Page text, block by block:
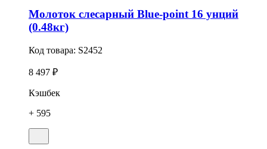
Молоток слесарный Blue-point 16 унций
(0.48кг)
Код товара: S2452
8 497 ₽
Кэшбек
+ 595